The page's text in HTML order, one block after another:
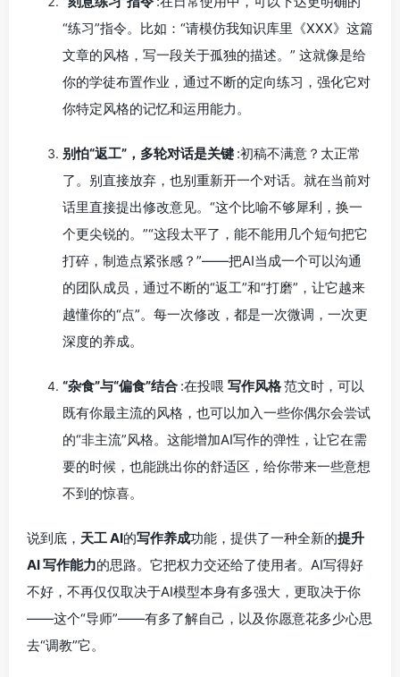
“练习”指令。比如：“请模仿我知识库里《XXX》这篇
文章的风格，写一段关于孤独的描述。” 这就像是给
你的学徒布置作业，通过不断的定向练习，强化它对
你特定风格的记忆和运用能力。
别怕“返工”，多轮对话是关键 :初稿不满意？太正常
了。别直接放弃，也别重新开一个对话。就在当前对
话里直接提出修改意见。“这个比喻不够犀利，换一
个更尖锐的。”“这段太平了，能不能用几个短句把它
打碎，制造点紧张感？”——把AI当成一个可以沟通
的团队成员，通过不断的“返工”和“打磨”，让它越来
越懂你的“点”。每一次修改，都是一次微调，一次更
深度的养成。
“杂食”与“偏食”结合 :在投喂 写作风格范文时，可以
既有你最主流的风格，也可以加入一些你偶尔会尝试
的“非主流”风格。这能增加AI写作的弹性，让它在需
要的时候，也能跳出你的舒适区，给你带来一些意想
不到的惊喜。
说到底， 天工 AI的写作养成功能，提供了一种全新的提升
AI 写作能力的思路。它把权力交还给了使用者。AI写得好
不好，不再仅仅取决于AI模型本身有多强大，更取决于你
——这个“导师”——有多了解自己，以及你愿意花多少心思
去“调教”它。